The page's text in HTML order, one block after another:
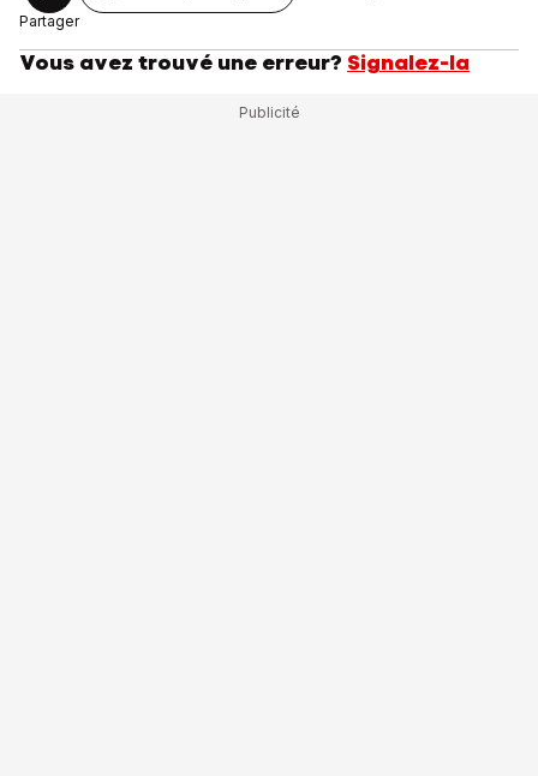
Partager
Vous avez trouvé une erreur? Signalez-la